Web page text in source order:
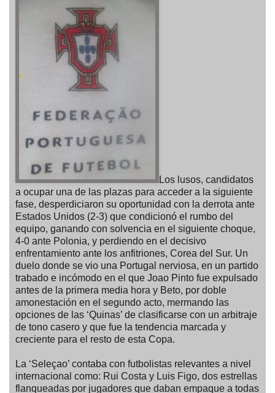
Los lusos, candidatos
a ocupar una de las plazas para acceder a la siguiente
fase, desperdiciaron su oportunidad con la derrota ante
Estados Unidos (2-3) que condicionó el rumbo del
equipo, ganando con solvencia en el siguiente choque,
4-0 ante Polonia, y perdiendo en el decisivo
enfrentamiento ante los anfitriones, Corea del Sur. Un
duelo donde se vio una Portugal nerviosa, en un partido
trabado e incómodo en el que Joao Pinto fue expulsado
antes de la primera media hora y Beto, por doble
amonestación en el segundo acto, mermando las
opciones de las ‘Quinas’ de clasificarse con un arbitraje
de tono casero y que fue la tendencia marcada y
creciente para el resto de esta Copa.
La ‘Seleçao’ contaba con futbolistas relevantes a nivel
internacional como: Rui Costa y Luis Figo, dos estrellas
flanqueadas por jugadores que daban empaque a todas